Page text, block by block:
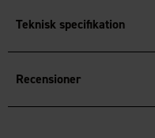
Teknisk specifikation
Recensioner